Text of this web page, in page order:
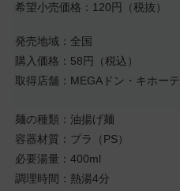
希望小売価格：120円（税抜）
発売地域：全国
購入価格：58円（税込）
取得店舗：MEGAドン・キホーテ
麺の種類：油揚げ麺
容器材質：プラ（PS）
必要湯量：400ml
調理時間：熱湯4分